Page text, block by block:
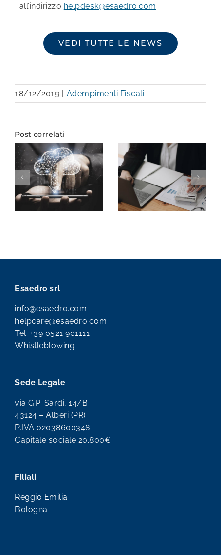
all’indirizzo helpdesk@esaedro.com.
VEDI TUTTE LE NEWS
18/12/2019 Adempimenti Fiscali
Post correlati
Fiscali 2022
Esaedro srl
info@esaedro.com
helpcare@esaedro.com
Tel. +39 0521 901111
Whistleblowing
Sede Legale
via G.P. Sardi, 14/B
43124 – Alberi (PR)
P.IVA 02038600348
Capitale sociale 20.800€
Filiali
Reggio Emilia
Bologna